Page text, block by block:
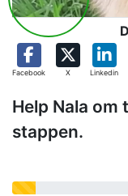
Facebook X Linkedin
Help Nala
stappen.